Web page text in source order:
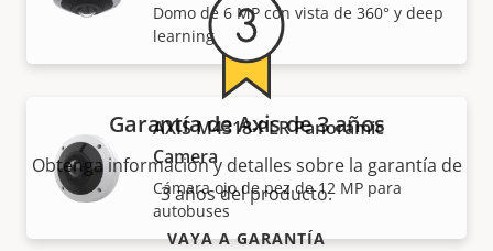
Domo de 6 MP con vista de 360° y deep
learning
AXIS M4318-PLR Panoramic
Camera
Cámara ojo de pez de 12 MP para
autobuses
Garantía de Axis de 3 años
Obtenga información y detalles sobre la garantía de
3 años del producto.
VAYA A GARANTÍA